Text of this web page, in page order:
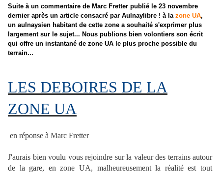
Suite à un commentaire de Marc Fretter publié le 23 novembre
dernier après un article consacré par Aulnaylibre ! à la zone UA,
un aulnaysien habitant de cette zone a souhaité s'exprimer plus
largement sur le sujet... Nous publions bien volontiers son écrit
qui offre un instantané de zone UA le plus proche possible du
terrain...
LES DEBOIRES DE LA
ZONE UA
en réponse à Marc Fretter
J'aurais bien voulu vous rejoindre sur la valeur des terrains autour
de la gare, en zone UA, malheureusement la réalité est tout